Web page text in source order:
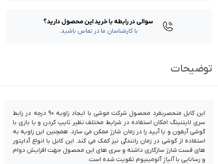
سوالی در رابطه با خرید این محصول دارید؟
با کارشناسان ما در تماس باشید.
توضیحات
این کابل منحصربفرد محصول شرکت موشی با ایجاد زاویه ۹۰ درجه در رابط
سری لایتنینگ امکان استفاده در شرایط مختلف نظیر تایپ کردن و یا بازی با
گوشی آیفون و یا آیپد را در زمان شارژ ممکن می سازد. همچنین این زاویه به
استفاده از گوشی در زمان رانندگی نیز کمک می کند. این کابل با انواع آداپتور
های فست شارژ سازگاری داشته و سری های این محصول جهت افزایش دوام
و رسانایی با آلیاژ آلومینیوم تقویت شده است.